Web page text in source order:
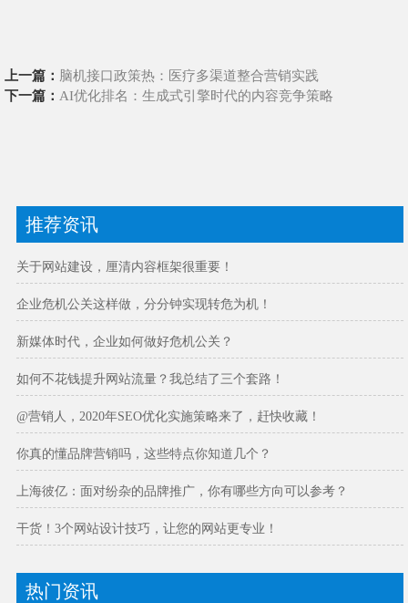
上一篇： 脑机接口政策热：医疗多渠道整合营销实践
下一篇： AI优化排名：生成式引擎时代的内容竞争策略
推荐资讯
关于网站建设，厘清内容框架很重要！
企业危机公关这样做，分分钟实现转危为机！
新媒体时代，企业如何做好危机公关？
如何不花钱提升网站流量？我总结了三个套路！
@营销人，2020年SEO优化实施策略来了，赶快收藏！
你真的懂品牌营销吗，这些特点你知道几个？
上海彼亿：面对纷杂的品牌推广，你有哪些方向可以参考？
干货！3个网站设计技巧，让您的网站更专业！
热门资讯